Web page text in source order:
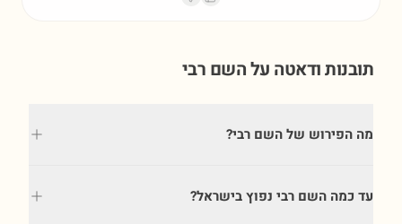
תובנות ודאטה על השם רבי
מה הפירוש של השם רבי?
עד כמה השם רבי נפוץ בישראל?